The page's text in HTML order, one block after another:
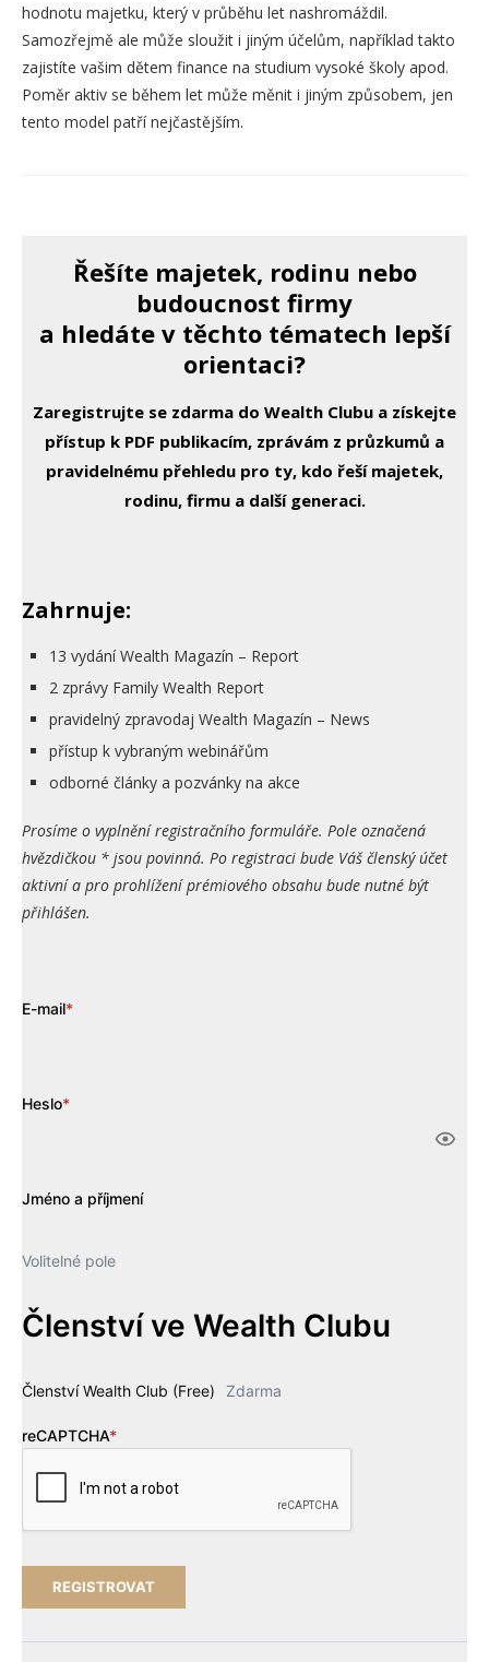
hodnotu majetku, který v průběhu let nashromáždil.
Samozřejmě ale může sloužit i jiným účelům, například takto
zajistíte vašim dětem finance na studium vysoké školy apod.
Poměr aktiv se během let může měnit i jiným způsobem, jen
tento model patří nejčastějším.
Řešíte majetek, rodinu nebo
budoucnost firmy
a hledáte v těchto tématech lepší
orientaci?
Zaregistrujte se zdarma do Wealth Clubu a získejte
přístup k PDF publikacím, zprávám z průzkumů a
pravidelnému přehledu pro ty, kdo řeší majetek,
rodinu, firmu a další generaci.
Zahrnuje:
13 vydání Wealth Magazín – Report
2 zprávy Family Wealth Report
pravidelný zpravodaj Wealth Magazín – News
přístup k vybraným webinářům
odborné články a pozvánky na akce
Prosíme o vyplnění registračního formuláře. Pole označená
hvězdičkou * jsou povinná. Po registraci bude Váš členský účet
aktivní a pro prohlížení prémiového obsahu bude nutné být
přihlášen.
E-mail*
Heslo*
Jméno a příjmení
Volitelné pole
Členství ve Wealth Clubu
Členství Wealth Club (Free) Zdarma
reCAPTCHA*